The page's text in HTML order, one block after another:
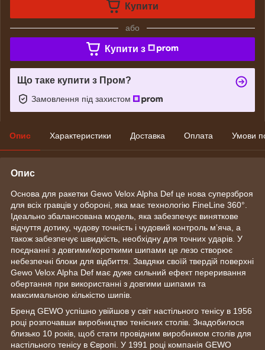
Купити
або
Купити з
Що таке купити з Пром?
Замовлення під захистом
Опис Характеристики Доставка Оплата Умови
Опис
Основа для ракетки Gewo Velox Alpha Def це нова суперзброя
для всіх гравців у обороні, яка має технологію FineLine 360°.
Ідеально збалансована модель, яка забезпечує виняткове
відчуття дотику, чудову точність і чудовий контроль м’яча, а
також забезпечує швидкість, необхідну для точних ударів. У
поєднанні з довгими/короткими шипами це лезо створює
небезпечні блоки для відбиття. Завдяки своїй твердій поверхні
Gewo Velox Alpha Def має дуже сильний ефект переривання
обертання при використанні з довгими шипами та
максимальною кількістю шипів.
Бренд GEWO успішно увійшов у світ настільного тенісу в 1956
році розпочавши виробництво тенісних столів. Знадобилося
близько 10 років, щоб стати провідним виробником столів для
настільного тенісу в Європі. У 1991 році компанія GEWO